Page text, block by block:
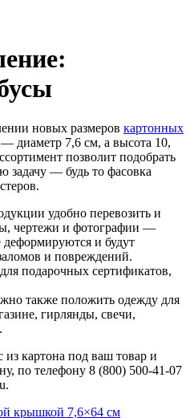
новых размеров картонных
диаметр 7,6 см, а высота 10,
позволит подобрать
задачу — будь то фасовка
удобно перевозить и
чертежи и фотографии —
и будут
и повреждений.
подарочных сертификатов,
также положить одежду для
гирлянды, свечи,
картона под ваш товар и
по телефону 8 (800) 500-41-07